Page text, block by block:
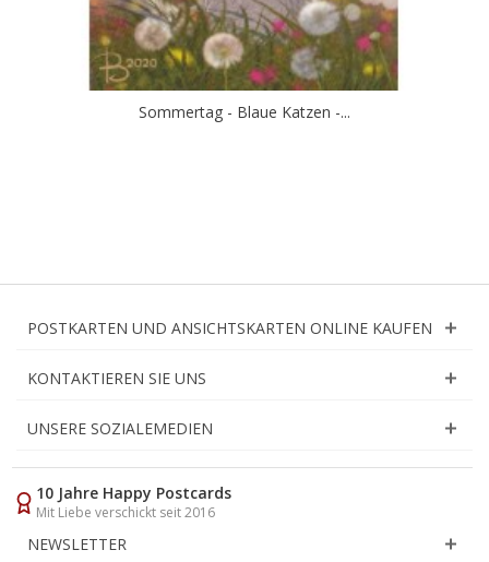
Sommertag - Blaue Katzen -...
POSTKARTEN UND ANSICHTSKARTEN ONLINE KAUFEN
KONTAKTIEREN SIE UNS
UNSERE SOZIALEMEDIEN
10 Jahre Happy Postcards
Mit Liebe verschickt seit 2016
NEWSLETTER